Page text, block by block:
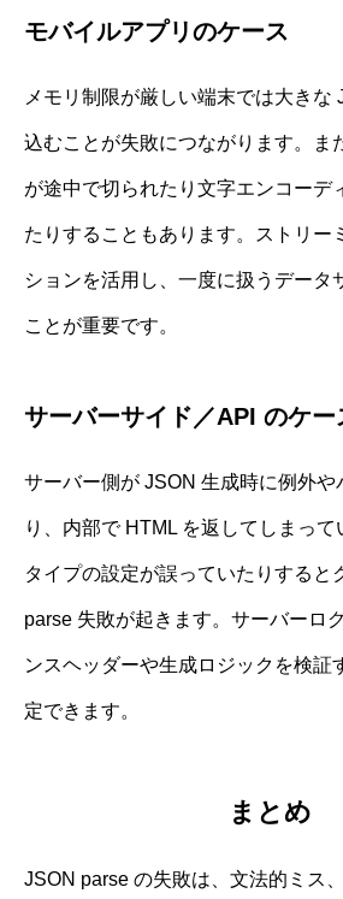
モバイルアプリのケース
メモリ制限が厳しい端末では大きな
込むことが失敗につながります。ま
が途中で切られたり文字エンコーデ
たりすることもあります。ストリー
ションを活用し、一度に扱うデータ
ことが重要です。
サーバーサイド／API のケー
サーバー側が JSON 生成時に例外や
り、内部で HTML を返してしまっ
タイプの設定が誤っていたりすると
parse 失敗が起きます。サーバーロ
ンスヘッダーや生成ロジックを検証
定できます。
まとめ
JSON parse の失敗は、文法的ミス